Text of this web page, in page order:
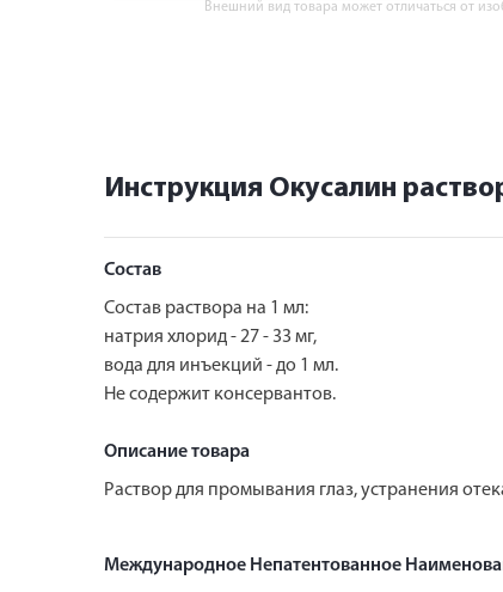
Внешний вид товара может отличаться от
Инструкция Окусалин
Состав
Состав раствора на 1 мл:
натрия хлорид - 27 - 33 мг,
вода для инъекций - до 1 мл.
Не содержит консервантов.
Описание товара
Раствор для промывания глаз, устранения
Международное Непатентованное